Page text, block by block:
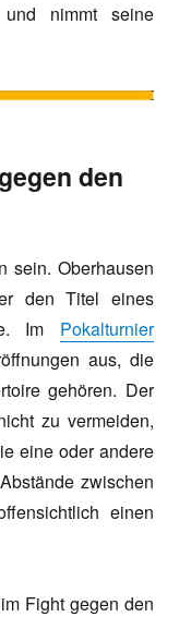
und nimmt seine
den
sein. Oberhausen
den Titel eines
Im Pokalturnier
aus, die
gehören. Der
zu vermeiden,
eine oder andere
zwischen
einen
Fight gegen den